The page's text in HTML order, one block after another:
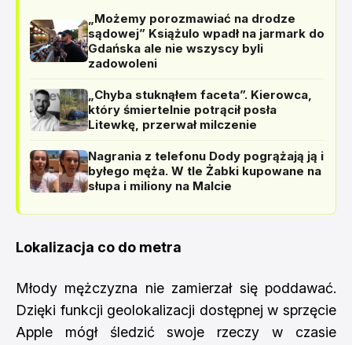
„Możemy porozmawiać na drodze
sądowej” Książulo wpadł na jarmark do
Gdańska ale nie wszyscy byli
zadowoleni
„Chyba stuknąłem faceta”. Kierowca,
który śmiertelnie potrącił posła
Litewkę, przerwał milczenie
Nagrania z telefonu Dody pogrążają ją i
byłego męża. W tle Żabki kupowane na
słupa i miliony na Malcie
Lokalizacja co do metra
Młody mężczyzna nie zamierzał się poddawać.
Dzięki funkcji geolokalizacji dostępnej w sprzęcie
Apple mógł śledzić swoje rzeczy w czasie